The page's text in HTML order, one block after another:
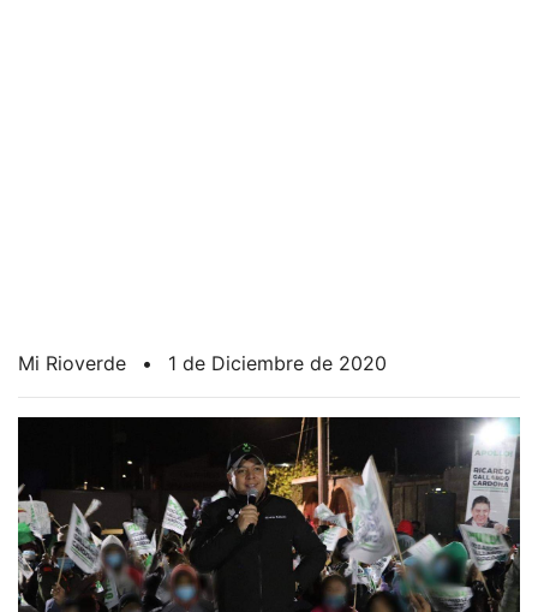
Mi Rioverde • 1 de Diciembre de 2020